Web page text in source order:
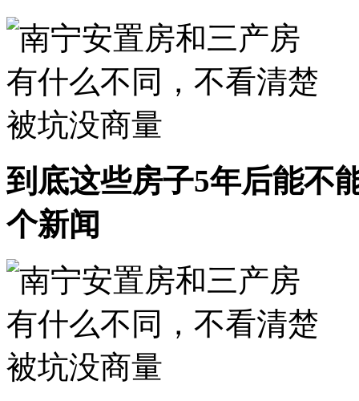
到底这些房子5年后能不
个新闻